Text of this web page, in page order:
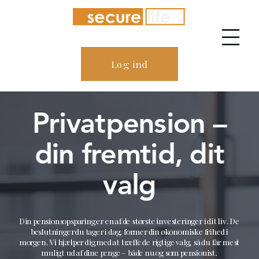
Log ind
Privatpension –
din fremtid, dit
valg
Din pensionsopsparing er en af de største investeringer i dit liv. De
beslutninger du tager i dag, former din økonomiske frihed i
morgen. Vi hjælper dig med at træffe de rigtige valg, så du får mest
muligt ud af dine penge – både nu og som pensionist.